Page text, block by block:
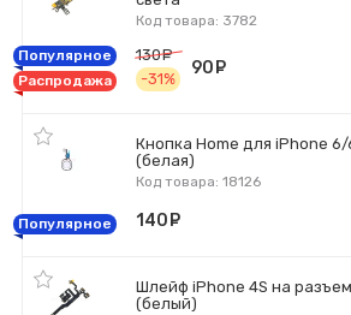
Код товара: 3782
Популярное
Распродажа
130
-31%
90
Кнопка Home для iPhone
(белая)
Код товара: 18126
Популярное 140
Шлейф iPhone 4S на
(белый)